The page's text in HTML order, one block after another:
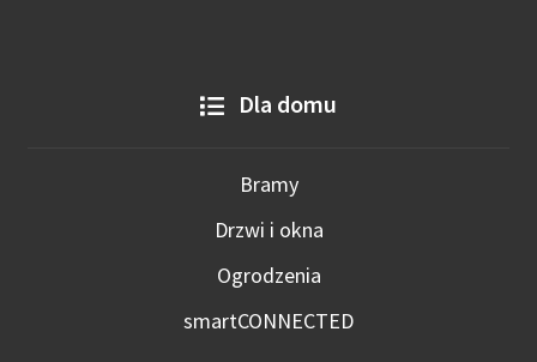
Dla domu
Bramy
Drzwi i okna
Ogrodzenia
smartCONNECTED